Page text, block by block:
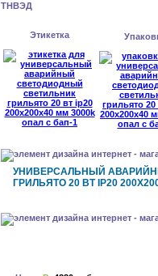
ТНВЭД
Этикетка
УНИВЕРСАЛЬНЫЙ
ГРИЛЬЯТО 20 ВТ IP20